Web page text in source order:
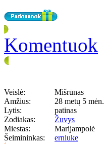
Komentuok
Veislė:
Mišrūnas
Amžius:
28 metų 5 mėn.
Lytis:
patinas
Zodiakas:
Žuvys
Miestas:
Marijampolė
Šeimininkas:
erniuke